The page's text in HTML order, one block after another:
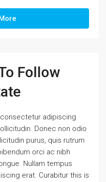
Follow
adipiscing
Donec non odio
purus, quis rutrum
orci ac nibh
Nullam tempus
erat. Curabitur this is